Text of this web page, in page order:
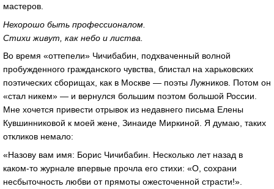
мастеров.
Нехорошо быть профессионалом.
Стихи живут, как небо и листва.
Во время «оттепели» Чичибабин, подхваченный волной
пробужденного гражданского чувства, блистал на харьковских
поэтических сборищах, как в Москве — поэты Лужников. Потом он
«стал никем» — и вернулся большим поэтом большой России.
Мне хочется привести отрывок из недавнего письма Елены
Кувшинниковой к моей жене, Зинаиде Миркиной. Я думаю, таких
откликов немало:
«Назову вам имя: Борис Чичибабин. Несколько лет назад в
каком-то журнале впервые прочла его стихи: «О, сохрани
несбыточность любви от прямоты ожесточенной страсти!».